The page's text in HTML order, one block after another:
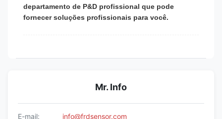
departamento de P&D profissional que pode
fornecer soluções profissionais para você.
Mr. Info
E-mail:
info@frdsensor.com